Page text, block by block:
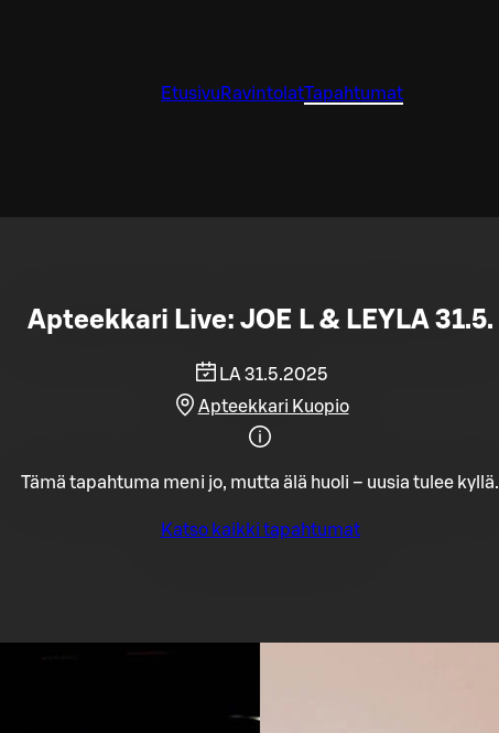
Etusivu RavintolatTapahtumat
Apteekkari Live: JOE L & LEYLA 31.5.
LA 31.5.2025
Apteekkari Kuopio
Tämä tapahtuma meni jo, mutta älä huoli – uusia tulee kyllä.
Katso kaikki tapahtumat